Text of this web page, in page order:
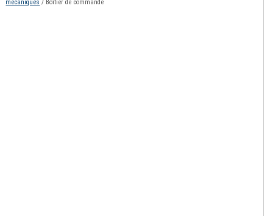
mecaniques / Boîtier de commande